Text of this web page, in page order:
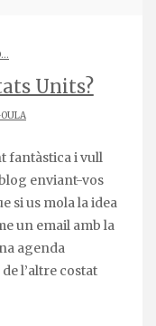
Units?
enviant-vos
si us mola la idea
un email amb la
agenda
l’altre costat